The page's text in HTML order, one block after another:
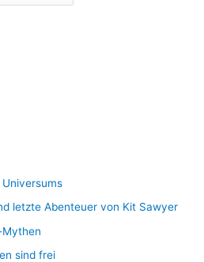
letzte Abenteuer von Kit Sawyer
Mythen
sind frei